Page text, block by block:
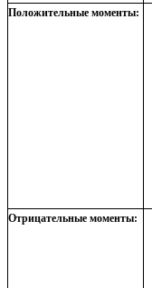
Положительные моменты:
Отрицательные моменты: